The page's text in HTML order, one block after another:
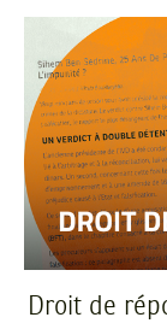
Droit de